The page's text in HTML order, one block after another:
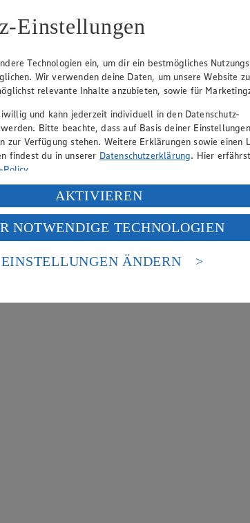
Einstellungen
Technologien ein, um dir ein bestmögliches
Wir verwenden deine Daten, um unsere Website zu
relevante Inhalte anzubieten, sowie für
und kann jederzeit individuell in den Datenschutz-
Bitte beachte, dass auf Basis deiner
zur Verfügung stehen. Weitere Erklärungen sowie einen
findest du in unserer Datenschutzerklärung. Hier
Policy.
Daten in den USA durch Facebook und
klickst, willigst du im Sinne des Art. 49 Abs. 1 Satz 1 lit.
USA verarbeitet werden. Der EuGH sieht die USA als
Standards nicht angemessenen Datenschutzniveau an. Es
US-amerikanische Behörden.
AKTIVIEREN
NOTWENDIGE TECHNOLOGIEN
EINSTELLUNGEN ÄNDERN